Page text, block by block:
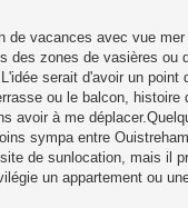
de vacances avec vue mer
des zones de vasières ou
serait d'avoir un point
ou le balcon, histoire
avoir à me
sympa entre
de sunlocation, mais il
un appartement ou